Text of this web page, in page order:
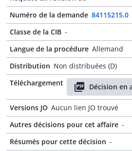
Numéro de la demande 84115215.0
Classe de la CIB -
Langue de la procédure Allemand
Distribution Non distribuées (D)
Téléchargement
Décision en
Versions JO Aucun lien JO trouvé
Autres décisions pour cet affaire -
Résumés pour cette décision -